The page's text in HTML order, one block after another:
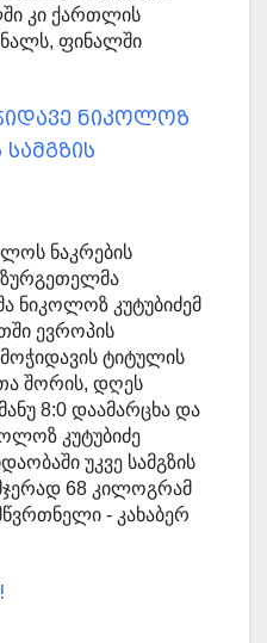
კი ქართლის
ფინალში
ნიკოლოზ
ნაკრების
ნიკოლოზ კუტუბიძემ
ევროპის
ტიტულის
შორის, დღეს
8:0 დაამარცხა და
კუტუბიძე
უკვე სამგზის
68 კილოგრამ
- კახაბერ